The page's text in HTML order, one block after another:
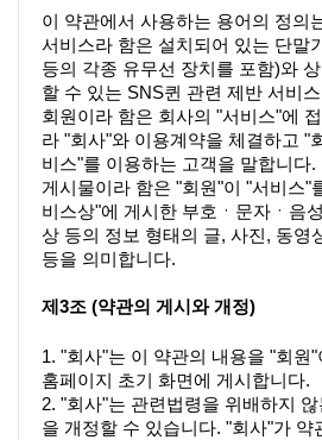
이 약관에서 사용하는 용어의 정의
서비스라 함은 설치되어 있는 단말
등의 각종 유무선 장치를 포함)와
할 수 있는 SNS퀸 관련 제반 서비
회원이라 함은 회사의 "서비스"에
라 "회사"와 이용계약을 체결하고 "
비스"를 이용하는 고객을 말합니다.
게시물이라 함은 "회원"이 "서비스"
비스상"에 게시한 부호ㆍ문자ㆍ음
상 등의 정보 형태의 글, 사진, 동영
등을 의미합니다.
제3조 (약관의 게시와 개정)
1. "회사"는 이 약관의 내용을 "회원
홈페이지 초기 화면에 게시합니다.
2. "회사"는 관련법령을 위배하지
을 개정할 수 있습니다. "회사"가 약